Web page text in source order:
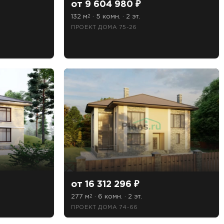
от 9 604 980 ₽
132 м2 · 5 комн. · 2 эт.
ПРОЕКТ ДОМА 75-26
от 16 312 296 ₽
277 м2 · 6 комн. · 2 эт.
ПРОЕКТ ДОМА 74-66